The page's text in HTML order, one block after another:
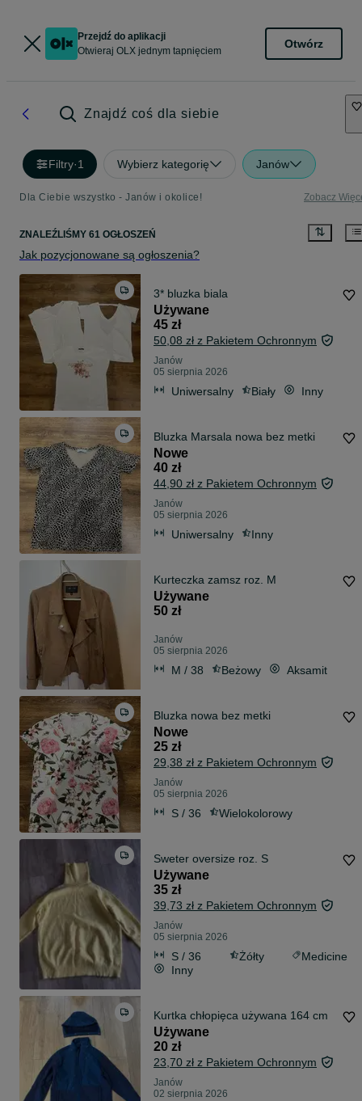
Przejdź do aplikacji
Otwieraj OLX jednym tapnięciem
Otwórz
Znajdź coś dla siebie
Filtry·1 Wybierz kategorię Janów
Dla Ciebie wszystko - Janów i okolice! Zobacz
ZNALEŹLIŚMY 61 OGŁOSZEŃ
Jak pozycjonowane są ogłoszenia?
3* bluzka biala
Używane
45 zł
50,08 zł z Pakietem Ochronnym
Janów
05 sierpnia 2026
Uniwersalny Biały Inny
Bluzka Marsala nowa bez metki
Nowe
40 zł
44,90 zł z Pakietem Ochronnym
Janów
05 sierpnia 2026
Uniwersalny Inny
Kurteczka zamsz roz. M
Używane
50 zł
Janów
05 sierpnia 2026
M / 38 Beżowy Aksamit
Bluzka nowa bez metki
Nowe
25 zł
29,38 zł z Pakietem Ochronnym
Janów
05 sierpnia 2026
S / 36 Wielokolorowy
Sweter oversize roz. S
Używane
35 zł
39,73 zł z Pakietem Ochronnym
Janów
05 sierpnia 2026
S / 36 Żółty
Medicine
Inny
Kurtka chłopięca używana 164 cm
Używane
20 zł
23,70 zł z Pakietem Ochronnym
Janów
02 sierpnia 2026